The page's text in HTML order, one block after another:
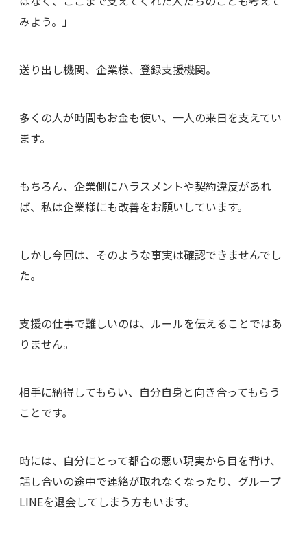
みよう。」
送り出し機関、企業様、登録支援機関。
多くの人が時間もお金も使い、一人の来日を支えてい
ます。
もちろん、企業側にハラスメントや契約違反があれ
ば、私は企業様にも改善をお願いしています。
しかし今回は、そのような事実は確認できませんでし
た。
支援の仕事で難しいのは、ルールを伝えることではあ
りません。
相手に納得してもらい、自分自身と向き合ってもらう
ことです。
時には、自分にとって都合の悪い現実から目を背け、
話し合いの途中で連絡が取れなくなったり、グループ
LINEを退会してしまう方もいます。